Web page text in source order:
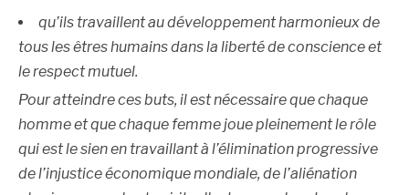
qu’ils travaillent au développement harmonieux de
tous les êtres humains dans la liberté de conscience et
le respect mutuel.
Pour atteindre ces buts, il est nécessaire que chaque
homme et que chaque femme joue pleinement le rôle
qui est le sien en travaillant à l’élimination progressive
de l’injustice économique mondiale, de l’aliénation